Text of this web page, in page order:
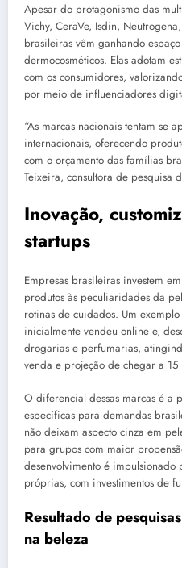
Apesar do protagonismo das
Vichy, CeraVe, Isdin,
brasileiras vêm ganhando
dermocosméticos. Elas adotam
com os consumidores,
por meio de influenciadores
“As marcas nacionais tentam se
internacionais, oferecendo
com o orçamento das famílias
Teixeira, consultora de pesquisa
Inovação,
startups
Empresas brasileiras investem
produtos às peculiaridades da
rotinas de cuidados. Um
inicialmente vendeu online e,
drogarias e perfumarias,
venda e projeção de chegar a
O diferencial dessas marcas é a
específicas para demandas
não deixam aspecto cinza em
para grupos com maior
desenvolvimento é impulsionado
próprias, com investimentos de
Resultado de
na beleza